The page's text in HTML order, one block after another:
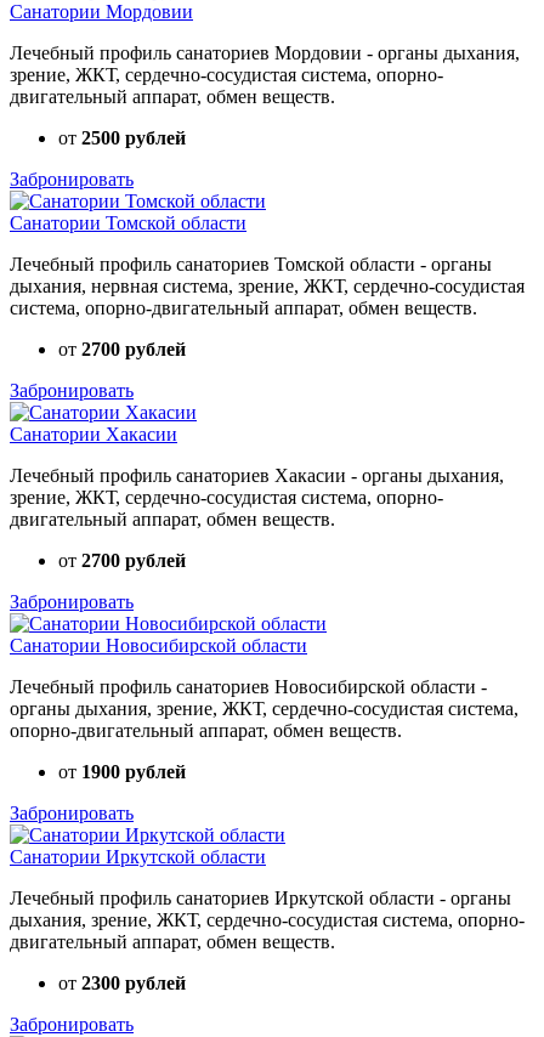
Санатории Мордовии
Лечебный профиль санаториев Мордовии - органы дыхания,
зрение, ЖКТ, сердечно-сосудистая система, опорно-
двигательный аппарат, обмен веществ.
от 2500 рублей
Забронировать
Санатории Томской области
Лечебный профиль санаториев Томской области - органы
дыхания, нервная система, зрение, ЖКТ, сердечно-сосудистая
система, опорно-двигательный аппарат, обмен веществ.
от 2700 рублей
Забронировать
Санатории Хакасии
Лечебный профиль санаториев Хакасии - органы дыхания,
зрение, ЖКТ, сердечно-сосудистая система, опорно-
двигательный аппарат, обмен веществ.
от 2700 рублей
Забронировать
Санатории Новосибирской области
Лечебный профиль санаториев Новосибирской области -
органы дыхания, зрение, ЖКТ, сердечно-сосудистая система,
опорно-двигательный аппарат, обмен веществ.
от 1900 рублей
Забронировать
Санатории Иркутской области
Лечебный профиль санаториев Иркутской области - органы
дыхания, зрение, ЖКТ, сердечно-сосудистая система, опорно-
двигательный аппарат, обмен веществ.
от 2300 рублей
Забронировать